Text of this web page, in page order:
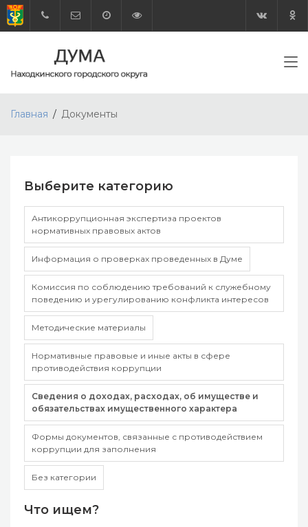
Главная Документы
Выберите категорию
Антикоррупционная экспертиза проектов
нормативных правовых актов
Информация о проверках проведенных в Думе
Комиссия по соблюдению требований к служебному
поведению и урегулированию конфликта интересов
Методические материалы
Нормативные правовые и иные акты в сфере
противодействия коррупции
Сведения о доходах, расходах, об имуществе и
обязательствах имущественного характера
Формы документов, связанные с противодействием
коррупции для заполнения
Без категории
Что ищем?